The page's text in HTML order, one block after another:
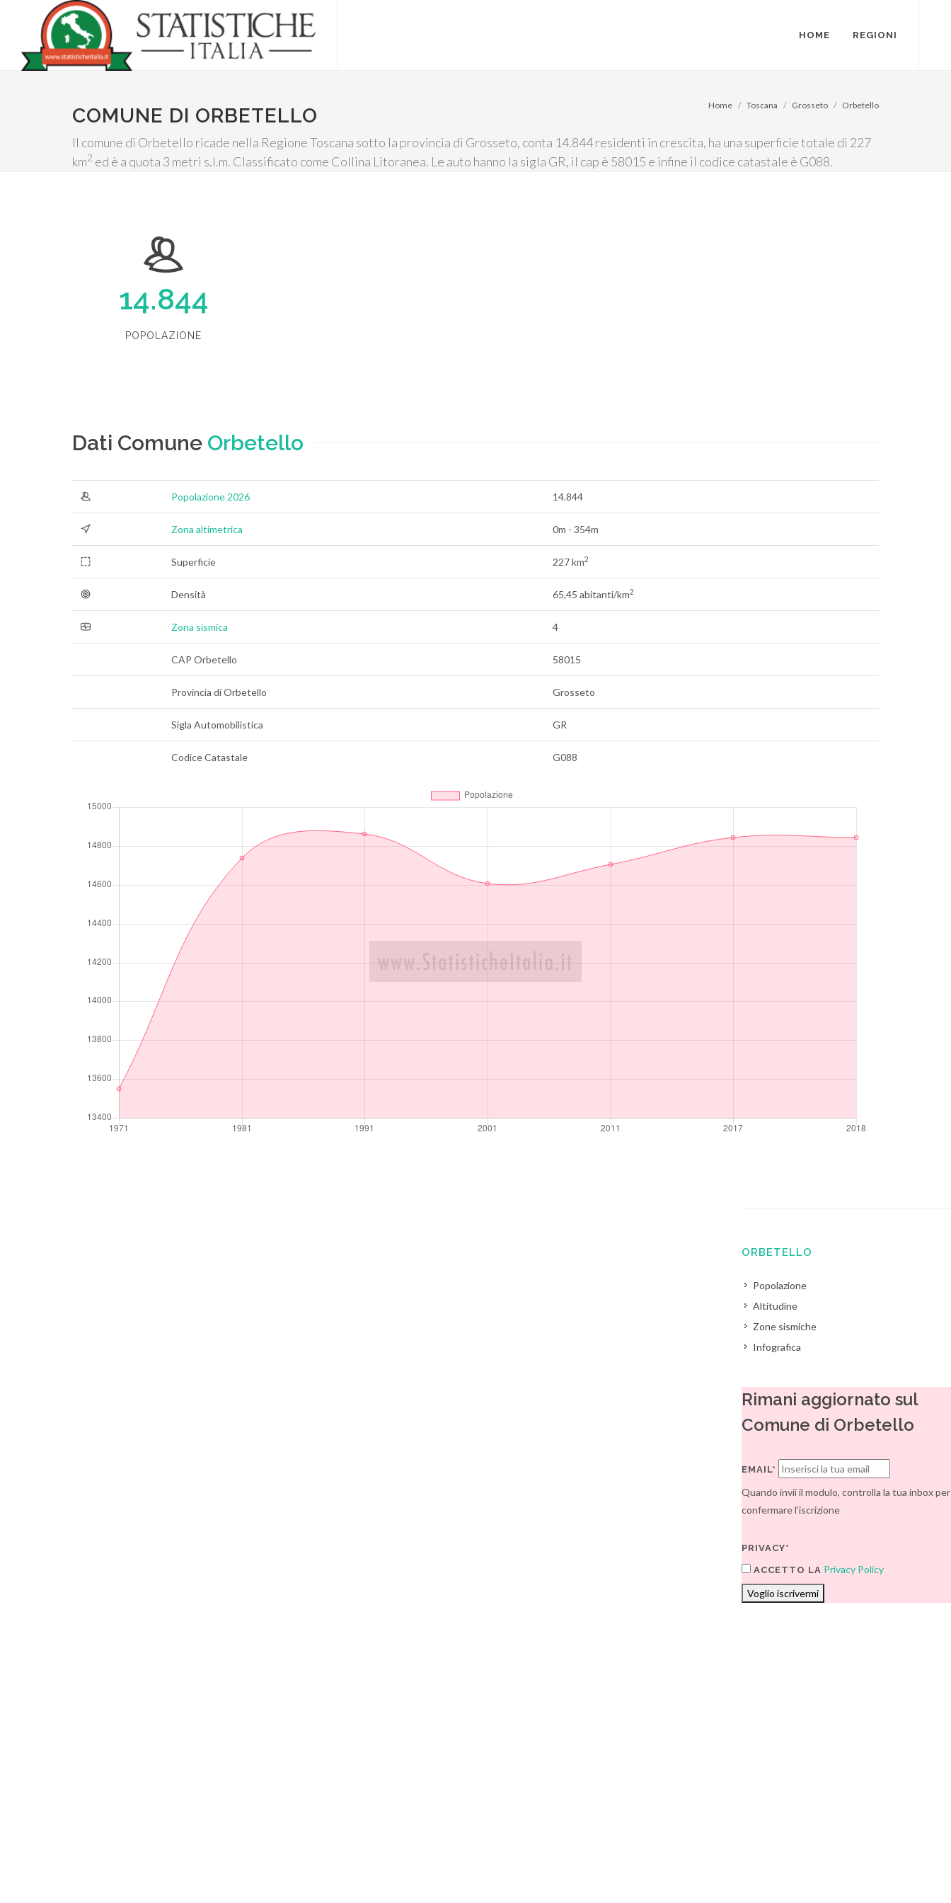
HOME REGIONI
COMUNE DI ORBETELLO
Il comune di Orbetello ricade nella Regione Toscana sotto la provincia di Grosseto, conta 14.844 residenti in crescita, ha una superficie totale di 227
km2 ed è a quota 3 metri s.l.m. Classificato come Collina Litoranea. Le auto hanno la sigla GR, il cap è 58015 e infine il codice catastale è G088.
Home Toscana Grosseto Orbetello
14.844
POPOLAZIONE
Dati Comune Orbetello
Popolazione 2026 14.844
Zona altimetrica 0m - 354m
Superficie 227 km2
Densità 65,45 abitanti/km2
Zona sismica 4
CAP Orbetello 58015
Provincia di Orbetello Grosseto
Sigla Automobilistica GR
Codice Catastale G088
ORBETELLO
Popolazione
Altitudine
Zone sismiche
Infografica
Rimani aggiornato sul
Comune di Orbetello
EMAIL*
Quando invii il modulo, controlla la tua inbox per
confermare l'iscrizione
PRIVACY*
ACCETTO LA Privacy Policy
Voglio iscrivermi